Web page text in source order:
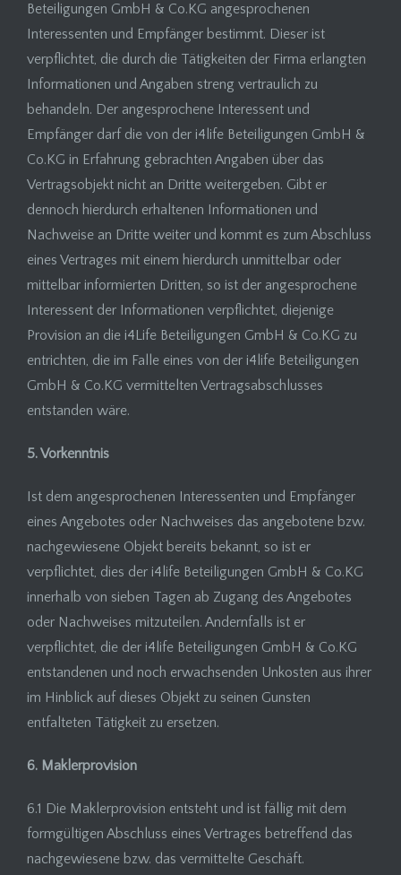
Beteiligungen GmbH & Co.KG angesprochenen
Interessenten und Empfänger bestimmt. Dieser ist
verpflichtet, die durch die Tätigkeiten der Firma erlangten
Informationen und Angaben streng vertraulich zu
behandeln. Der angesprochene Interessent und
Empfänger darf die von der i4life Beteiligungen GmbH &
Co.KG in Erfahrung gebrachten Angaben über das
Vertragsobjekt nicht an Dritte weitergeben. Gibt er
dennoch hierdurch erhaltenen Informationen und
Nachweise an Dritte weiter und kommt es zum Abschluss
eines Vertrages mit einem hierdurch unmittelbar oder
mittelbar informierten Dritten, so ist der angesprochene
Interessent der Informationen verpflichtet, diejenige
Provision an die i4Life Beteiligungen GmbH & Co.KG zu
entrichten, die im Falle eines von der i4life Beteiligungen
GmbH & Co.KG vermittelten Vertragsabschlusses
entstanden wäre.
5. Vorkenntnis
Ist dem angesprochenen Interessenten und Empfänger
eines Angebotes oder Nachweises das angebotene bzw.
nachgewiesene Objekt bereits bekannt, so ist er
verpflichtet, dies der i4life Beteiligungen GmbH & Co.KG
innerhalb von sieben Tagen ab Zugang des Angebotes
oder Nachweises mitzuteilen. Andernfalls ist er
verpflichtet, die der i4life Beteiligungen GmbH & Co.KG
entstandenen und noch erwachsenden Unkosten aus ihrer
im Hinblick auf dieses Objekt zu seinen Gunsten
entfalteten Tätigkeit zu ersetzen.
6. Maklerprovision
6.1 Die Maklerprovision entsteht und ist fällig mit dem
formgültigen Abschluss eines Vertrages betreffend das
nachgewiesene bzw. das vermittelte Geschäft.